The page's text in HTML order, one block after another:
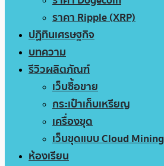
ราคา Ripple (XRP)
ปฏิทินเศรษฐกิจ
บทความ
รีวิวผลิตภัณฑ์
เว็บซื้อขาย
กระเป๋าเก็บเหรียญ
เครื่องขุด
เว็บขุดแบบ Cloud Mining
ห้องเรียน